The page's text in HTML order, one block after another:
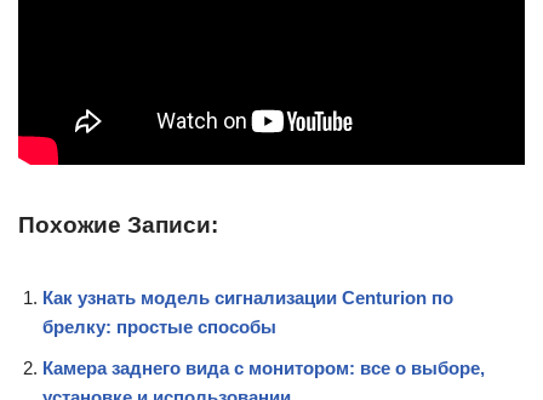
Похожие Записи:
Как узнать модель сигнализации Centurion по
брелку: простые способы
Камера заднего вида с монитором: все о выборе,